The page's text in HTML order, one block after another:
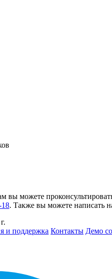
можете
18. Также вы можете написать
и поддержка Контакты Демо